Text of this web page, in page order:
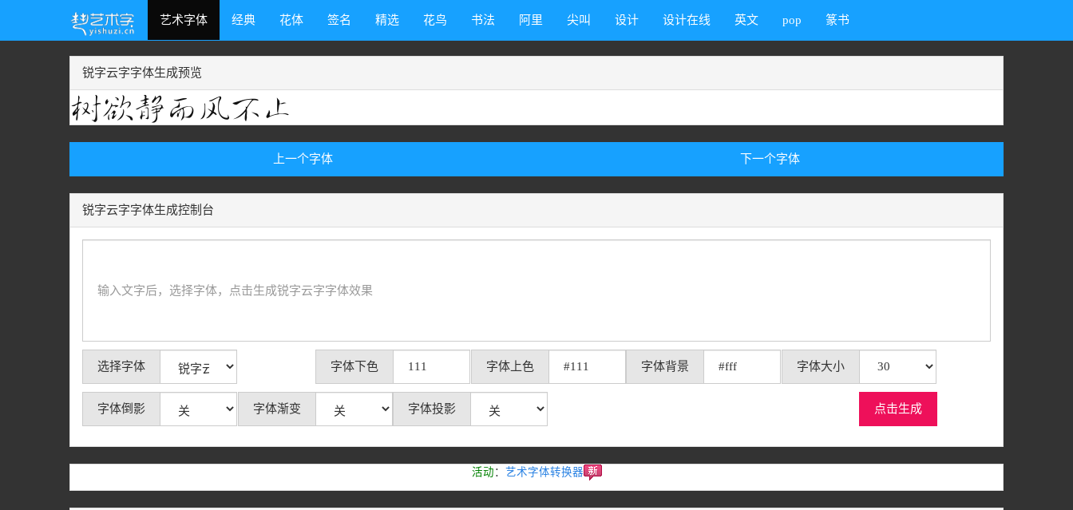
艺术字体 经典 花体 签名 精选 花鸟 书法 阿里 尖叫 设计 设计在线 英文 pop 篆书
锐字云字字体生成预览
上一个字体 下一个字体
锐字云字字体生成控制台
选择字体 字体下色 字体上色 字体背景 字体大小
字体倒影 字体渐变 字体投影 点击生成
活动 ： 艺术字体转换器